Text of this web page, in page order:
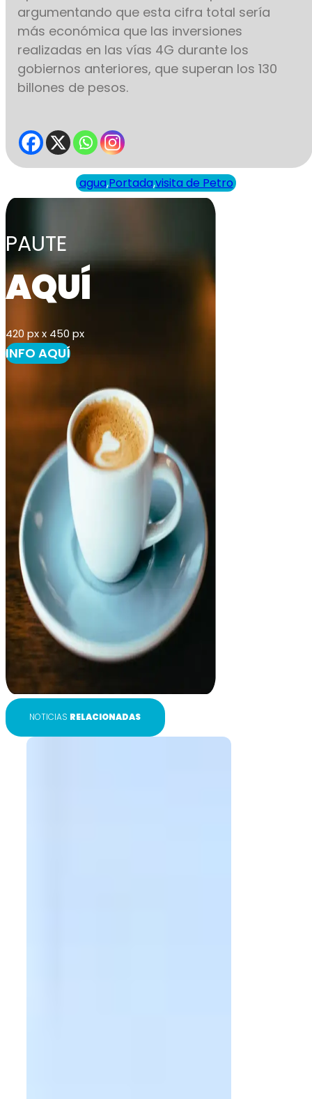
argumentando que esta cifra total sería
más económica que las inversiones
realizadas en las vías 4G durante los
gobiernos anteriores, que superan los 130
billones de pesos.
agua,Portada,visita de Petro
PAUTE
AQUÍ
420 px x 450 px
INFO AQUÍ
NOTICIAS RELACIONADAS